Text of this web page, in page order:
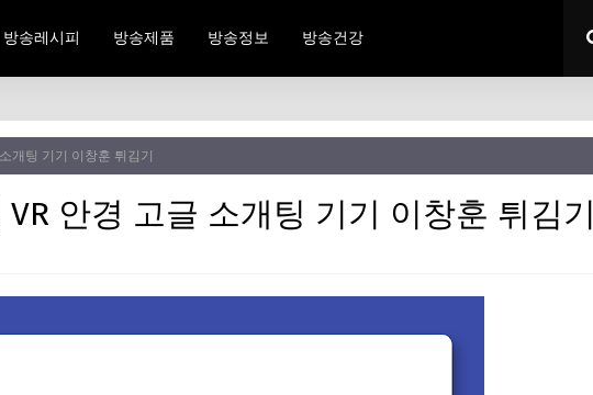
방송레시피 방송제품 방송정보 방송건강
개팅 기기 이창훈 튀김기
안경 고글 소개팅 기기 이창훈 튀김기